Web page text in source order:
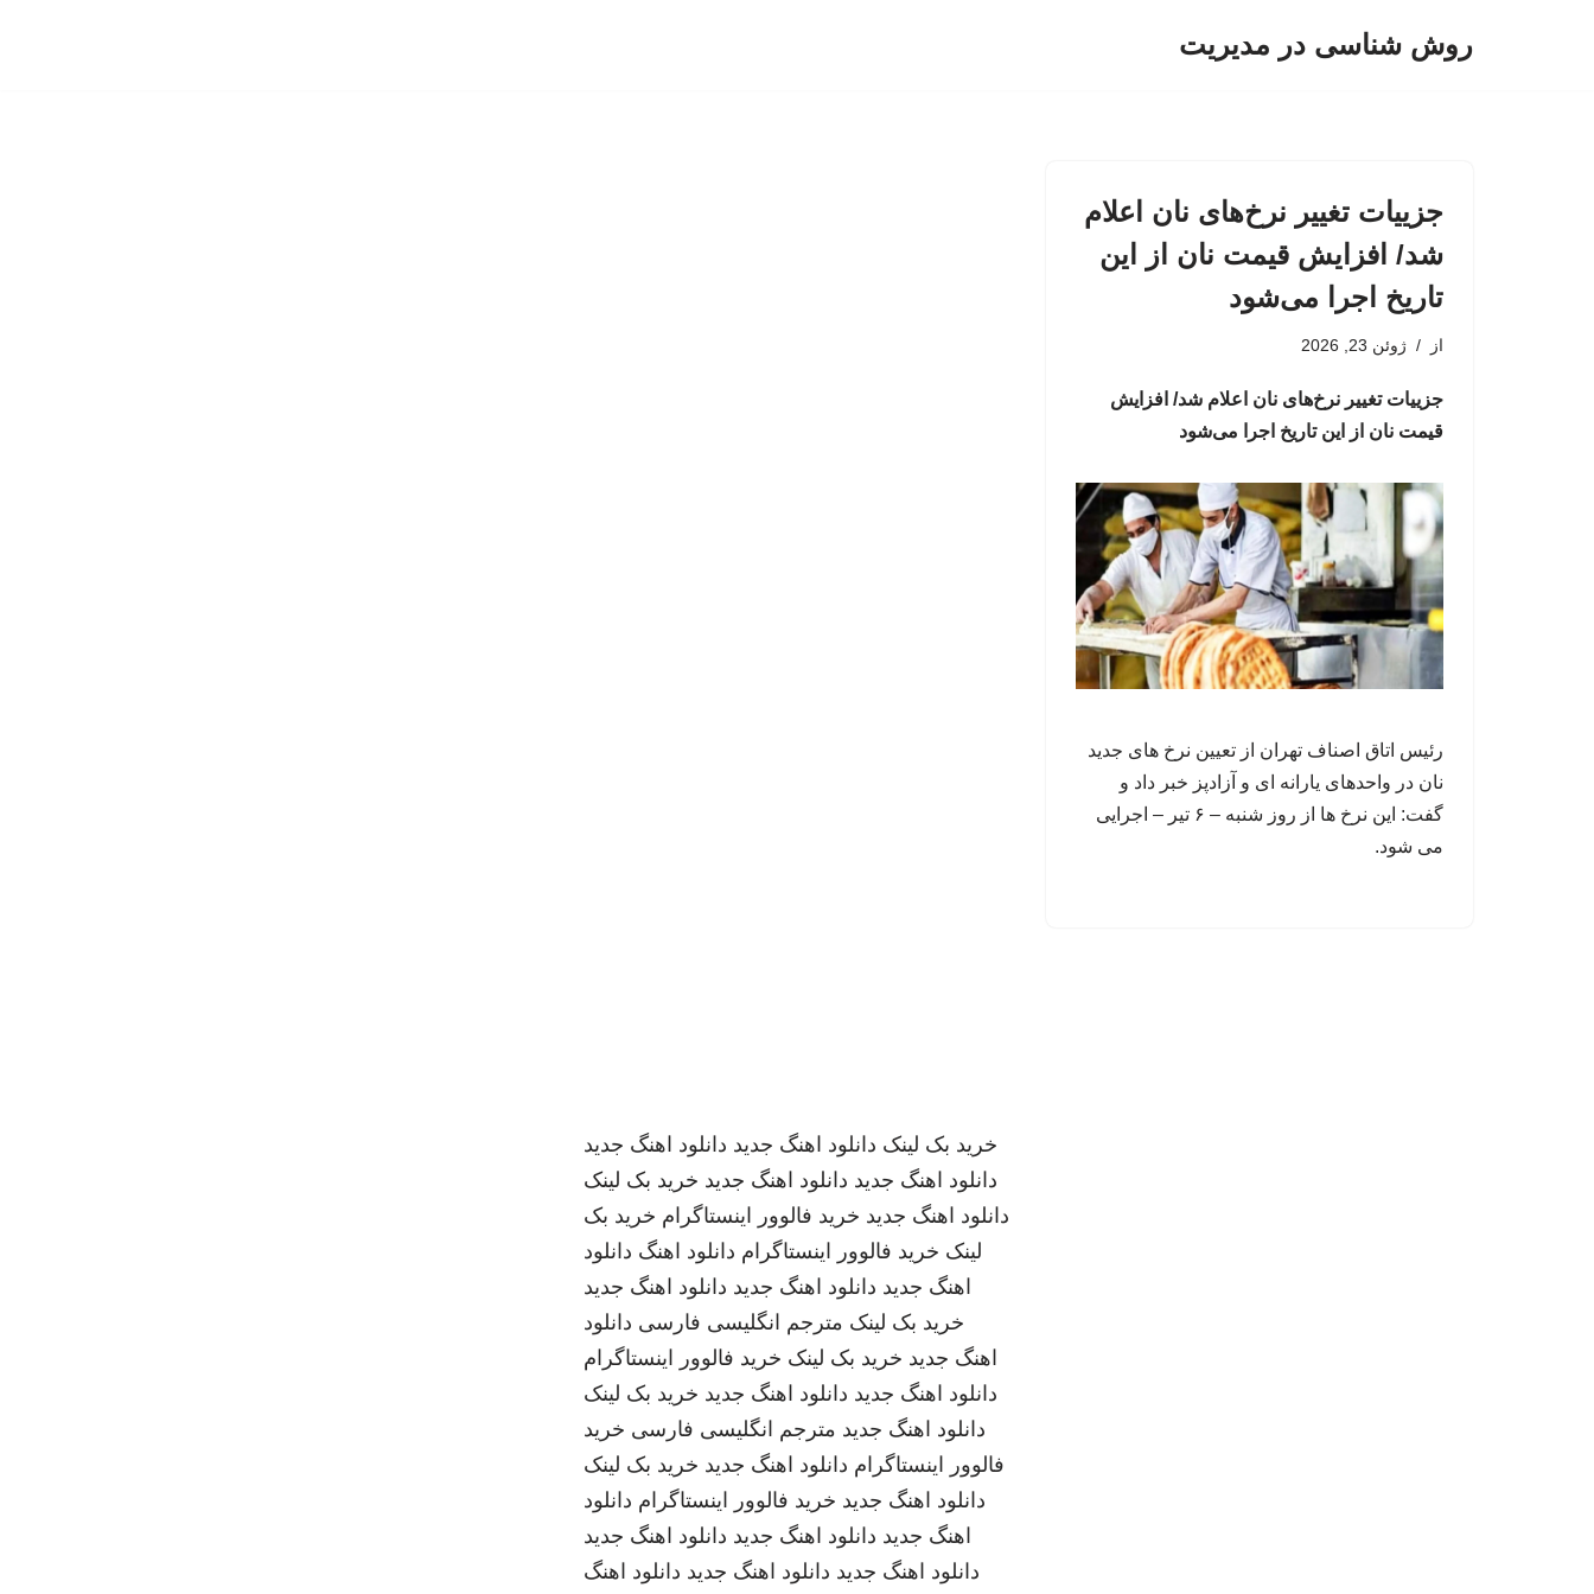
روش شناسی در مدیریت
جزییات تغییر نرخ‌های نان اعلام
شد/ افزایش قیمت نان از این
تاریخ اجرا می‌شود
از ژوئن 23, 2026
جزییات تغییر نرخ‌های نان اعلام شد/ افزایش
قیمت نان از این تاریخ اجرا می‌شود
رئیس اتاق اصناف تهران از تعیین نرخ های جدید
نان در واحدهای یارانه‌ ای و آزادپز خبر داد و
گفت: این نرخ ها از روز شنبه – ۶ تیر – اجرایی
می شود.
خرید بک لینک دانلود اهنگ جدید دانلود اهنگ جدید
دانلود اهنگ جدید دانلود اهنگ جدید خرید بک لینک
دانلود اهنگ جدید خرید فالوور اینستاگرام خرید بک
لینک خرید فالوور اینستاگرام دانلود اهنگ دانلود
اهنگ جدید دانلود اهنگ جدید دانلود اهنگ جدید
خرید بک لینک مترجم انگلیسی فارسی دانلود
اهنگ جدید خرید بک لینک خرید فالوور اینستاگرام
دانلود اهنگ جدید دانلود اهنگ جدید خرید بک لینک
دانلود اهنگ جدید مترجم انگلیسی فارسی خرید
فالوور اینستاگرام دانلود اهنگ جدید خرید بک لینک
دانلود اهنگ جدید خرید فالوور اینستاگرام دانلود
اهنگ جدید دانلود اهنگ جدید دانلود اهنگ جدید
دانلود اهنگ جدید دانلود اهنگ جدید دانلود اهنگ